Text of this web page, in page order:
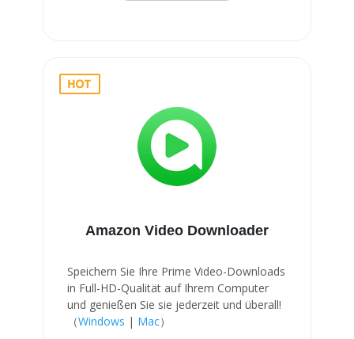
Amazon Video Downloader
Speichern Sie Ihre Prime Video-Downloads
in Full-HD-Qualität auf Ihrem Computer
und genießen Sie sie jederzeit und überall!
（Windows | Mac）